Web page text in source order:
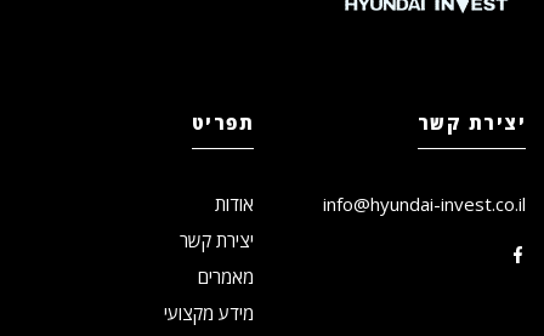
יצירת קשר
info@hyundai-invest.co.il
תפריט
אודות
יצירת קשר
מאמרים
מידע מקצועי